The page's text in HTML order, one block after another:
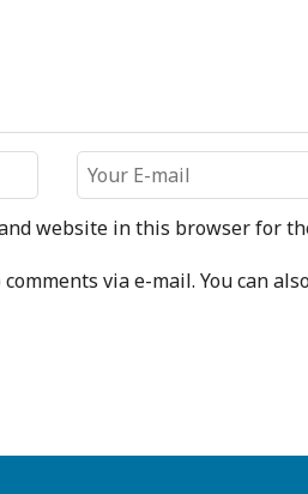
website in this browser for
via e-mail. You can